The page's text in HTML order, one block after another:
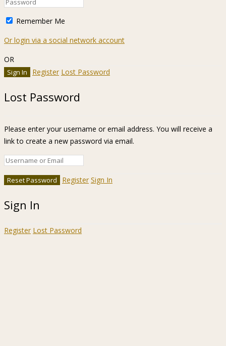
Remember Me
Or login via a social network account
OR
Register Lost Password
Lost Password
Please enter your username or email address. You will receive a
link to create a new password via email.
Register Sign In
Sign In
Register Lost Password